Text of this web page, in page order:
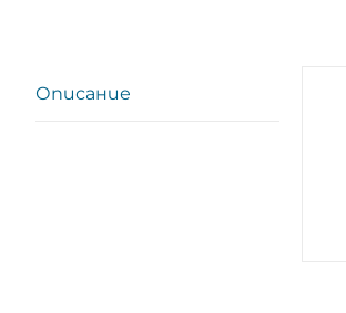
Описание